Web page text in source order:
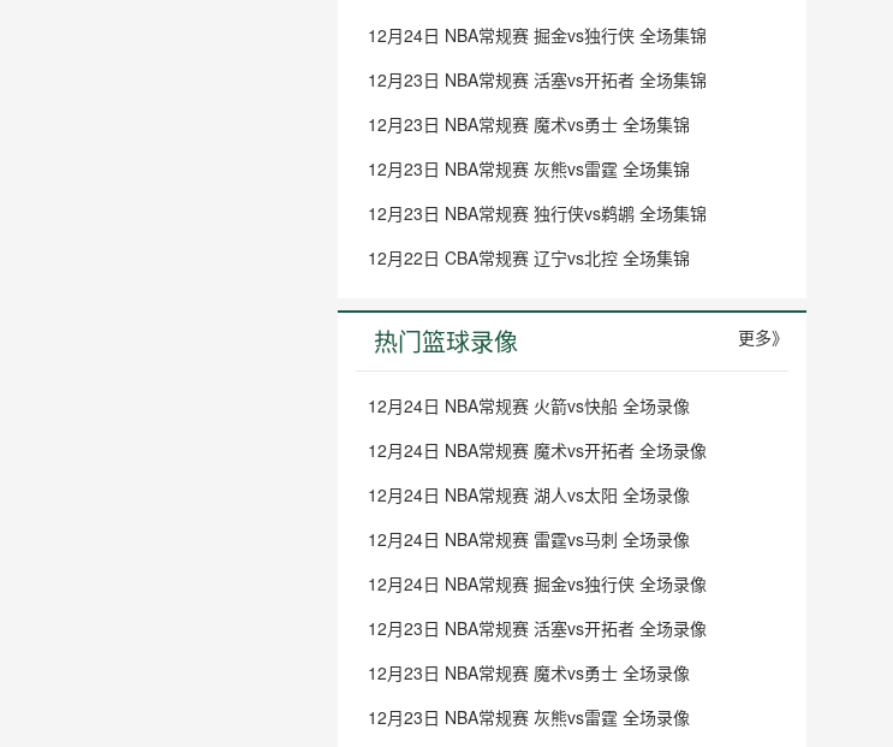
12月24日 NBA常规赛 掘金vs独行侠 全场集锦
12月23日 NBA常规赛 活塞vs开拓者 全场集锦
12月23日 NBA常规赛 魔术vs勇士 全场集锦
12月23日 NBA常规赛 灰熊vs雷霆 全场集锦
12月23日 NBA常规赛 独行侠vs鹈鹕 全场集锦
12月22日 CBA常规赛 辽宁vs北控 全场集锦
热门篮球录像 更多》
12月24日 NBA常规赛 火箭vs快船 全场录像
12月24日 NBA常规赛 魔术vs开拓者 全场录像
12月24日 NBA常规赛 湖人vs太阳 全场录像
12月24日 NBA常规赛 雷霆vs马刺 全场录像
12月24日 NBA常规赛 掘金vs独行侠 全场录像
12月23日 NBA常规赛 活塞vs开拓者 全场录像
12月23日 NBA常规赛 魔术vs勇士 全场录像
12月23日 NBA常规赛 灰熊vs雷霆 全场录像